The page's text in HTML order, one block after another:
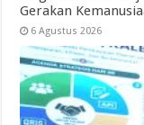
Gerakan
6 Agustus 2026